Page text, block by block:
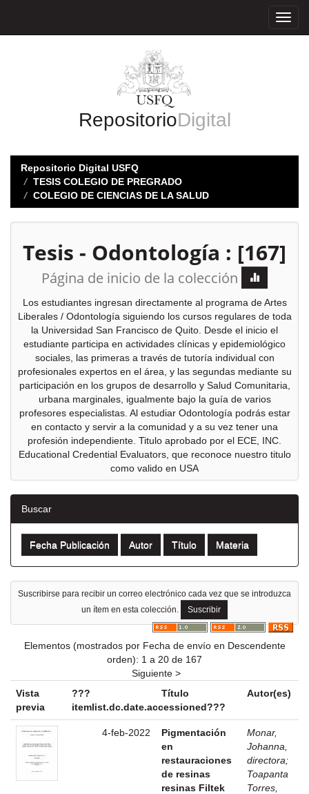
RepositorioDigital
Repositorio Digital USFQ
TESIS COLEGIO DE PREGRADO
COLEGIO DE CIENCIAS DE LA SALUD
Tesis - Odontología : [167]
Página de inicio de la colección
Los estudiantes ingresan directamente al programa de Artes
Liberales / Odontología siguiendo los cursos regulares de toda
la Universidad San Francisco de Quito. Desde el inicio el
estudiante participa en actividades clínicas y epidemiológico
sociales, las primeras a través de tutoría individual con
profesionales expertos en el área, y las segundas mediante su
participación en los grupos de desarrollo y Salud Comunitaria,
urbana marginales, igualmente bajo la guía de varios
profesores especialistas. Al estudiar Odontología podrás estar
en contacto y servir a la comunidad y a su vez tener una
profesión independiente. Titulo aprobado por el ECE, INC.
Educational Credential Evaluators, que reconoce nuestro titulo
como valido en USA
Buscar
Suscribirse para recibir un correo electrónico cada vez que se introduzca
un ítem en esta colección.
Elementos (mostrados por Fecha de envío en Descendente
orden): 1 a 20 de 167
Siguiente >
Vista
previa
???
itemlist.dc.date.accessioned???
Título Autor(es)
4-feb-2022
Pigmentación
en
restauraciones
de resinas
resinas Filtek
Monar,
Johanna,
directora;
Toapanta
Torres,